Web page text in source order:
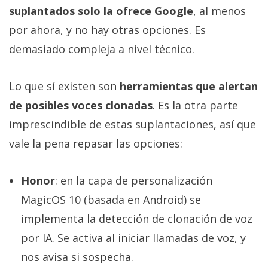
suplantados solo la ofrece Google, al menos
por ahora, y no hay otras opciones. Es
demasiado compleja a nivel técnico.
Lo que sí existen son herramientas que alertan
de posibles voces clonadas. Es la otra parte
imprescindible de estas suplantaciones, así que
vale la pena repasar las opciones:
Honor: en la capa de personalización
MagicOS 10 (basada en Android) se
implementa la detección de clonación de voz
por IA. Se activa al iniciar llamadas de voz, y
nos avisa si sospecha.